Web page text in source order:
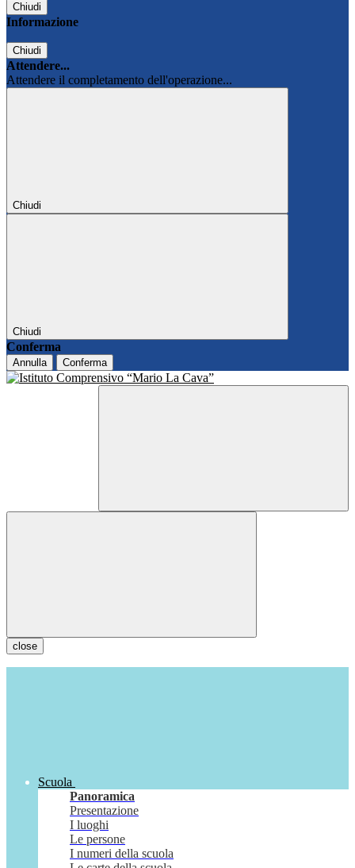
Chiudi
Informazione
Chiudi
Attendere...
Attendere il completamento dell'operazione...
Chiudi
Chiudi
Conferma
Annulla Conferma
close
Scuola
Panoramica
Presentazione
I luoghi
Le persone
I numeri della scuola